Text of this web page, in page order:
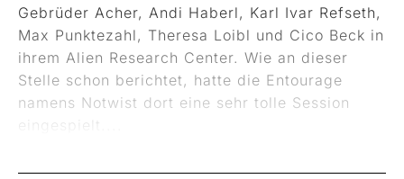
Gebrüder Acher, Andi Haberl, Karl Ivar Refseth,
Max Punktezahl, Theresa Loibl und Cico Beck in
ihrem Alien Research Center. Wie an dieser
Stelle schon berichtet, hatte die Entourage
namens Notwist dort eine sehr tolle Session